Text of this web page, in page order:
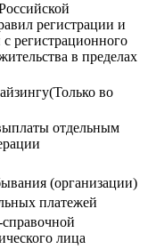
регистрации и
регистрационного
в пределах
во
отдельным
(организации)
платежей
лица